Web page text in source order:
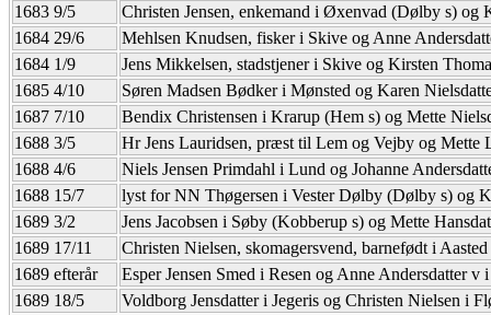
1683 9/5
Christen Jensen, enkemand i Øxenvad (Dølby s) og
1684 29/6
Mehlsen Knudsen, fisker i Skive og Anne
1684 1/9
Jens Mikkelsen, stadstjener i Skive og Kirsten
1685 4/10
Søren Madsen Bødker i Mønsted og Karen
1687 7/10
Bendix Christensen i Krarup (Hem s) og Mette
1688 3/5
Hr Jens Lauridsen, præst til Lem og Vejby og Mette
1688 4/6
Niels Jensen Primdahl i Lund og Johanne
1688 15/7
lyst for NN Thøgersen i Vester Dølby (Dølby s) og
1689 3/2
Jens Jacobsen i Søby (Kobberup s) og Mette
1689 17/11
Christen Nielsen, skomagersvend, barnefødt i
1689 efterår
Esper Jensen Smed i Resen og Anne Andersdatter v
1689 18/5
Voldborg Jensdatter i Jegeris og Christen Nielsen i